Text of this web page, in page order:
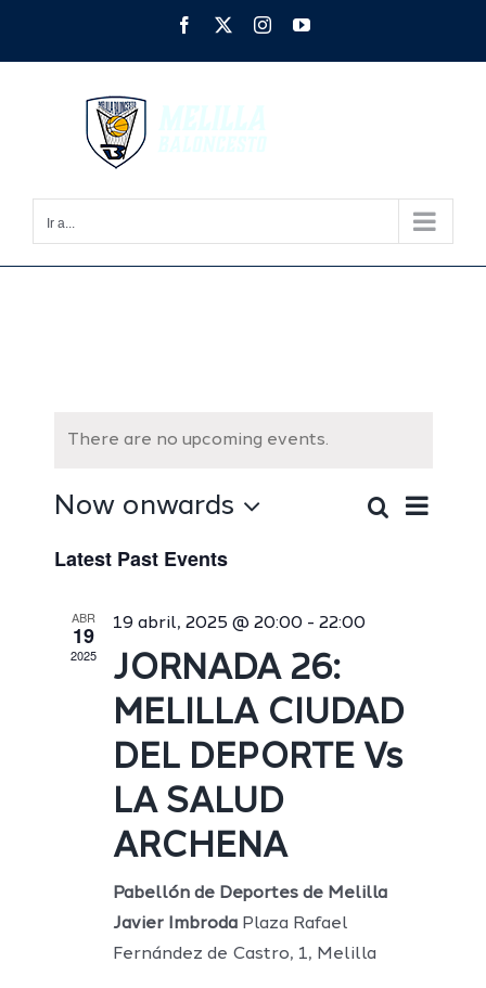
Facebook InstagramYouTube
Ir a...
There are no upcoming events.
and
Views
Lista
Now onwards
date.
Latest Past Events
ABR
19
2025
19 abril, 2025 @ 20:00 - 22:00
JORNADA 26:
MELILLA CIUDAD
DEL DEPORTE Vs
LA SALUD
ARCHENA
Pabellón de Deportes de Melilla
Javier Imbroda Plaza Rafael
Fernández de Castro, 1, Melilla